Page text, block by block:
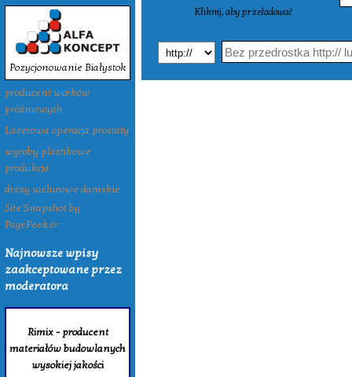
Pozycjonowanie Białystok
producent worków
próżniowych
Laserowa operacja prostaty
wyroby plastikowe
produkcja
dresy welurowe damskie
Site Snapshot by
PagePeeker
Najnowsze wpisy
zaakceptowane przez
moderatora
Rimix - producent
materiałów budowlanych
wysokiej jakości
Kliknij, aby przeładować